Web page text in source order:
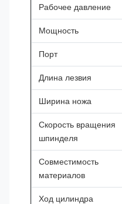
Рабочее давление
Мощность
Порт
Длина лезвия
Ширина ножа
Скорость вращения
шпинделя
Совместимость
материалов
Ход цилиндра